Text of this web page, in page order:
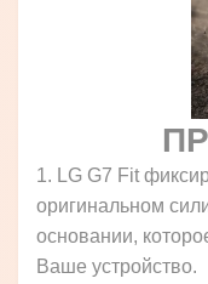
1. LG G7 Fit
оригинальном
основании,
Ваше устройство.